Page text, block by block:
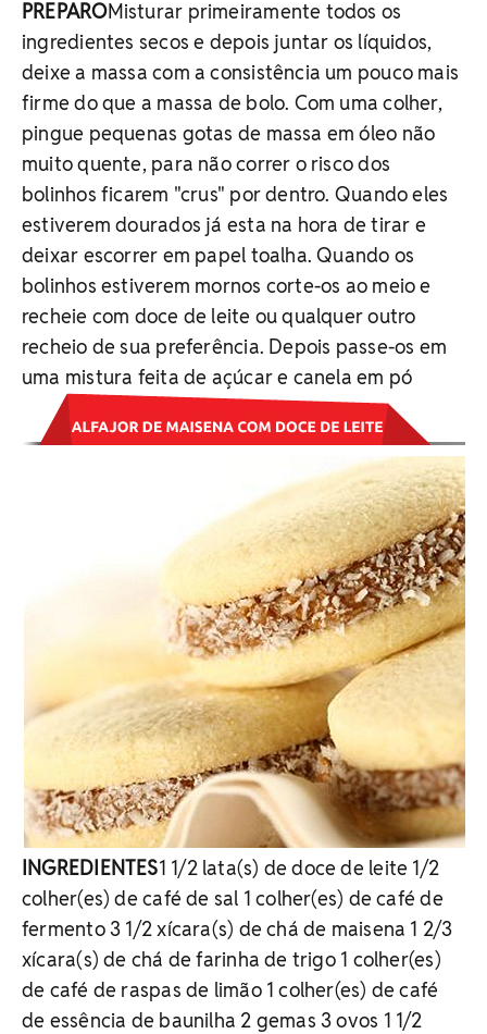
PREPAROMisturar primeiramente todos os
ingredientes secos e depois juntar os líquidos,
deixe a massa com a consistência um pouco mais
firme do que a massa de bolo. Com uma colher,
pingue pequenas gotas de massa em óleo não
muito quente, para não correr o risco dos
bolinhos ficarem "crus" por dentro. Quando eles
estiverem dourados já esta na hora de tirar e
deixar escorrer em papel toalha. Quando os
bolinhos estiverem mornos corte-os ao meio e
recheie com doce de leite ou qualquer outro
recheio de sua preferência. Depois passe-os em
uma mistura feita de açúcar e canela em pó
INGREDIENTES1 1/2 lata(s) de doce de leite 1/2
colher(es) de café de sal 1 colher(es) de café de
fermento 3 1/2 xícara(s) de chá de maisena 1 2/3
xícara(s) de chá de farinha de trigo 1 colher(es)
de café de raspas de limão 1 colher(es) de café
de essência de baunilha 2 gemas 3 ovos 1 1/2